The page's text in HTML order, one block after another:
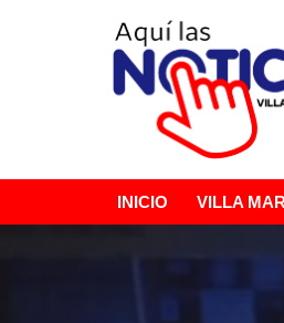
INICIO VILLA